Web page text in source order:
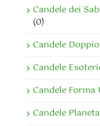
Candele dei
(0)
Candele
Candele
Candele Forma
Candele